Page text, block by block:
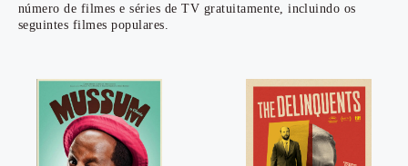
número de filmes e séries de TV gratuitamente, incluindo os
seguintes filmes populares.